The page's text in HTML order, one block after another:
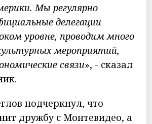
Мы регулярно
делегации
уровне, проводим много
мероприятий,
связи», - сказал
подчеркнул, что
дружбу с Монтевидео, а